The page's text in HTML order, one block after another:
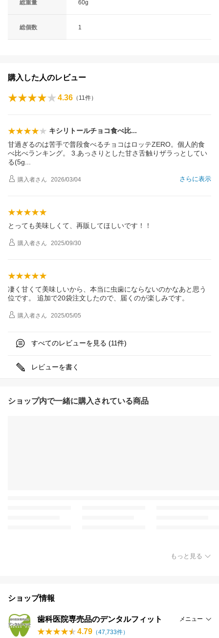
総重量 60g
総個数 1
購入した人のレビュー
4.36 （ 11 件）
キシリトールチョコ食べ比
甘過ぎるのは苦手で普段食べるチョコはロッテZERO。個人的食
べ比べランキング。 3.あっさりとした甘さ舌触りザラっとしてい
る(5g
さらに表示
購入者さん 2026/03/04
とっても美味しくて、再販してほしいです！！
購入者さん 2025/09/30
凄く甘くて美味しいから、本当に虫歯にならないのかなあと思う
位です。 追加で20袋注文したので、届くのが楽しみです。
購入者さん 2025/05/05
すべてのレビューを見る (11 件)
レビューを書く
ショップ内で一緒に購入されている商品
もっと見る
ショップ情報
歯科医院専売品のデンタルフィット メニュー
4.79 （47,733件）